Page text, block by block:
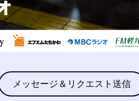
メッセージ＆リクエスト送信